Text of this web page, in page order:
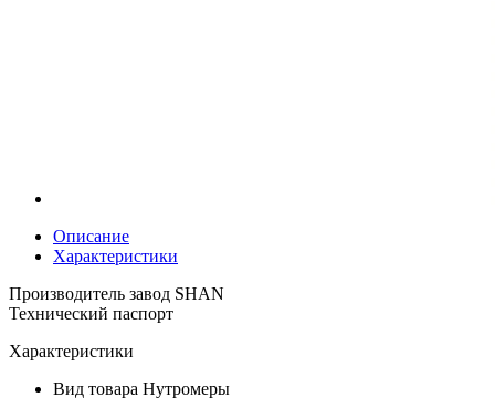
Описание
Характеристики
Производитель завод SHAN
Технический паспорт
Характеристики
Вид товара Нутромеры